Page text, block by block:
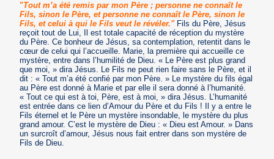
"Tout m’a été remis par mon Père ; personne ne connaît le
Fils, sinon le Père, et personne ne connaît le Père, sinon le
Fils, et celui à qui le Fils veut le révéler."Fils du Père, Jésus
reçoit tout de Lui, Il est totale capacité de réception du mystère
du Père. Ce bonheur de Jésus, sa contemplation, retentit dans le
cœur de celui qui l’accueille. Marie, la première qui accueille ce
mystère, entre dans l’humilité de Dieu. « Le Père est plus grand
que moi, » dira Jésus. Le Fils ne peut rien faire sans le Père, et il
dit : « Tout m’a été confié par mon Père. » Le mystère du fils égal
au Père est donné à Marie et par elle il sera donné à l’humanité.
« Tout ce qui est à toi, Père, est à moi, » dira Jésus. L’humanité
est entrée dans ce lien d’Amour du Père et du Fils ! Il y a entre le
Fils éternel et le Père un mystère insondable, le mystère du plus
grand amour. C’est le mystère de Dieu : « Dieu est Amour. » Dans
un surcroît d’amour, Jésus nous fait entrer dans son mystère de
Fils de Dieu.